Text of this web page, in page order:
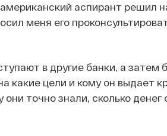
аспирант решил
меня его
в другие банки, а затем
какие цели и кому он выдает
точно знали, сколько